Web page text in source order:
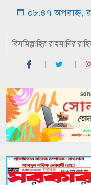
০৮:৪৭ অপরাহ্ন,